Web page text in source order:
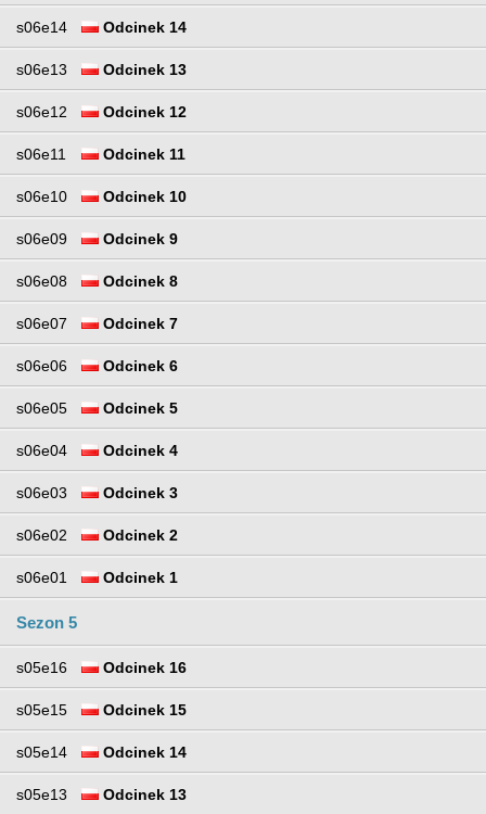
s06e14 Odcinek 14
s06e13 Odcinek 13
s06e12 Odcinek 12
s06e11 Odcinek 11
s06e10 Odcinek 10
s06e09 Odcinek 9
s06e08 Odcinek 8
s06e07 Odcinek 7
s06e06 Odcinek 6
s06e05 Odcinek 5
s06e04 Odcinek 4
s06e03 Odcinek 3
s06e02 Odcinek 2
s06e01 Odcinek 1
Sezon 5
s05e16 Odcinek 16
s05e15 Odcinek 15
s05e14 Odcinek 14
s05e13 Odcinek 13